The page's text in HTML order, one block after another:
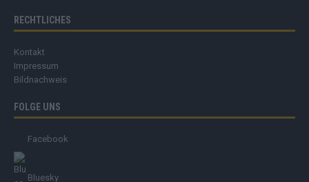
RECHTLICHES
Kontakt
Impressum
Bildnachweis
FOLGE UNS
Facebook
Bluesky